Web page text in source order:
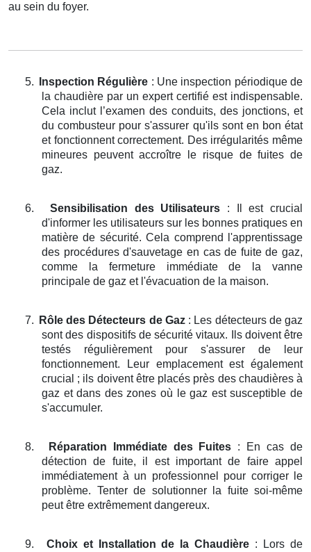
au sein du foyer.
5. Inspection Régulière : Une inspection périodique de
la chaudière par un expert certifié est indispensable.
Cela inclut l’examen des conduits, des jonctions, et
du combusteur pour s'assurer qu'ils sont en bon état
et fonctionnent correctement. Des irrégularités même
mineures peuvent accroître le risque de fuites de
gaz.
6. Sensibilisation des Utilisateurs : Il est crucial
d'informer les utilisateurs sur les bonnes pratiques en
matière de sécurité. Cela comprend l'apprentissage
des procédures d'sauvetage en cas de fuite de gaz,
comme la fermeture immédiate de la vanne
principale de gaz et l'évacuation de la maison.
7. Rôle des Détecteurs de Gaz: Les détecteurs de gaz
sont des dispositifs de sécurité vitaux. Ils doivent être
testés régulièrement pour s'assurer de leur
fonctionnement. Leur emplacement est également
crucial ; ils doivent être placés près des chaudières à
gaz et dans des zones où le gaz est susceptible de
s'accumuler.
8. Réparation Immédiate des Fuites : En cas de
détection de fuite, il est important de faire appel
immédiatement à un professionnel pour corriger le
problème. Tenter de solutionner la fuite soi-même
peut être extrêmement dangereux.
9. Choix et Installation de la Chaudière : Lors de